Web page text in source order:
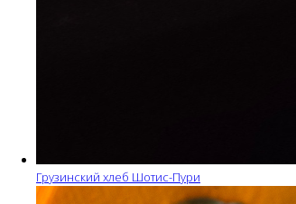
Грузинский хлеб Шотис-Пури